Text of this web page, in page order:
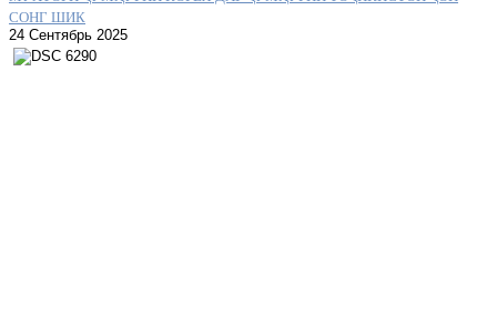
СОНГ ШИК
24 Сентябрь 2025